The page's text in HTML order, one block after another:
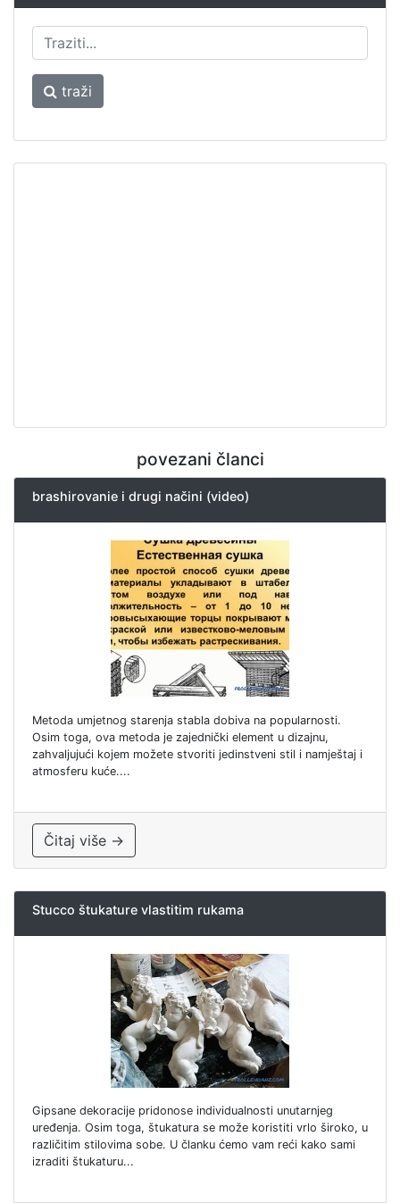
traži
povezani članci
brashirovanie i drugi načini (video)
Metoda umjetnog starenja stabla dobiva na popularnosti.
Osim toga, ova metoda je zajednički element u dizajnu,
zahvaljujući kojem možete stvoriti jedinstveni stil i namještaj i
atmosferu kuće....
Čitaj više →
Stucco štukature vlastitim rukama
Gipsane dekoracije pridonose individualnosti unutarnjeg
uređenja. Osim toga, štukatura se može koristiti vrlo široko, u
različitim stilovima sobe. U članku ćemo vam reći kako sami
izraditi štukaturu...